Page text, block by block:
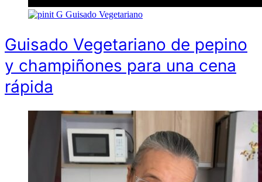
G Guisado Vegetariano
Guisado Vegetariano de pepino
y champiñones para una cena
rápida